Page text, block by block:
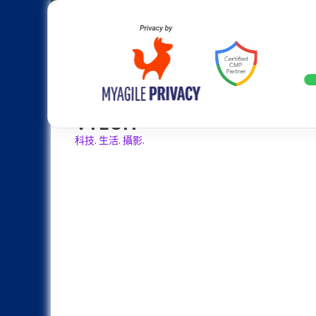
Skip
設計往旗艦機靠攏：Samsung
VTECH
科技. 生活. 攝影.